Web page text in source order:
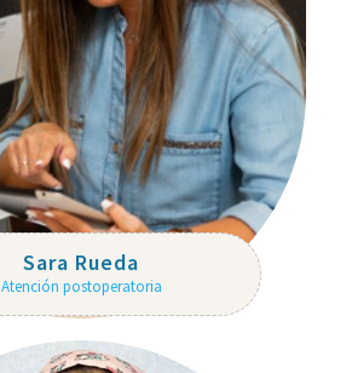
Sara Rueda
Atención postoperatoria